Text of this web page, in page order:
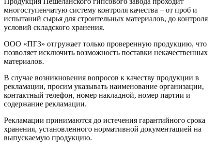
многоступенчатую систему контроля качества – от проб и
испытаний сырья для строительных материалов, до контроля
условий складского хранения.
ООО «ПГЗ» отгружает только проверенную продукцию, что
позволяет исключить возможность поставки некачественных
материалов.
В случае возникновения вопросов к качеству продукции в
рекламации, просим указывать наименование организации,
контактный телефон, номер накладной, номер партии и
содержание рекламации.
Рекламации принимаются до истечения гарантийного срока
хранения, установленного нормативной документацией на
выпускаемую продукцию.